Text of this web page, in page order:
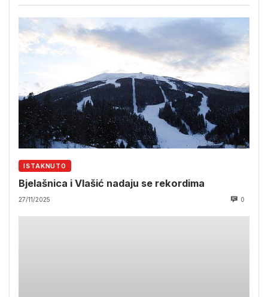
ISTAKNUTO
Bjelašnica i Vlašić nadaju se rekordima
27/11/2025 0